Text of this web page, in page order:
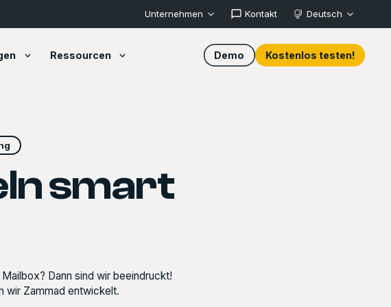
Unternehmen Kontakt Deutsch
Ressourcen Demo Kostenlos testen!
smart
Dann sind wir beeindruckt!
wir Zammad entwickelt.